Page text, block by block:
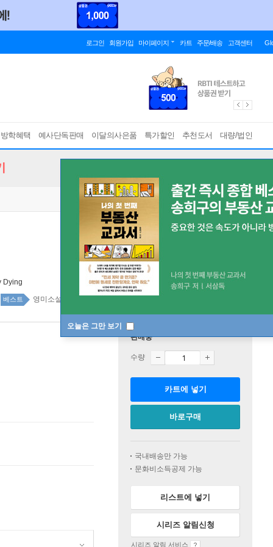
로그인 회원가입 마이페이지 카트 주문/배송 고객센터
학혜택 예사단독판매 이달의사은품 특가할인 추천도서 대량/법인
오늘은 그만 보기
Dying
베스트 영미소설 top100 2주
판매중
수량
카트에 넣기
바로구매
국내배송만 가능
문화비소득공제 가능
리스트에 넣기
시리즈 알림신청
시리즈 알림 서비스